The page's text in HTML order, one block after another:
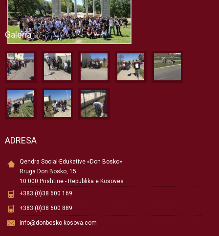
Galeria
ADRESA
Qendra Social-Edukative «Don Bosko»
Rruga Don Bosko, 15
10 000 Prishtinë - Republika e Kosovës
+383 (0)38 600 169
+383 (0)38 600 889
info@donbosko-kosova.com